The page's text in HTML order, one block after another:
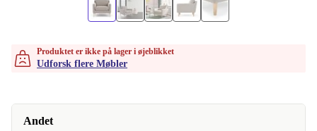
Produktet er ikke på lager i øjeblikket
Udforsk flere Møbler
Andet